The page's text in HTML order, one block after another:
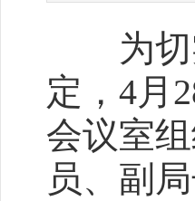
为切实
定，4月
会议室
员、副